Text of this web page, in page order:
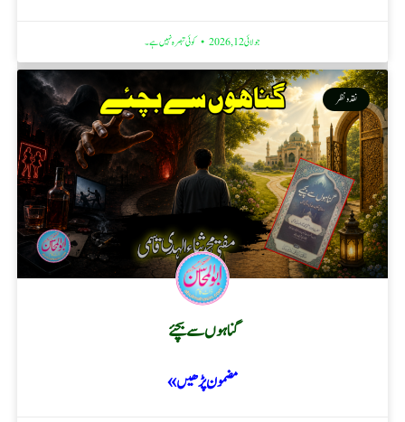
جولائی 12, 2026 کوئی تبصرہ نہیں ہے۔
نقد ونظر
گناہوں سے بچئے
مضمون پڑھیں »